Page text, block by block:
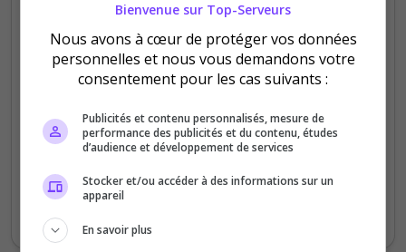
Staff du serveur
Ambiance
vraiment les serveurs avec des admin qui
se croient etee dieu sur terre alors qu'ils
écrivent comme des enfants de cp c'est
Bienvenue sur Top-Serveurs
Nous avons à cœur de protéger vos données
personnelles et nous vous demandons votre
consentement pour les cas suivants :
Publicités et contenu personnalisés, mesure de
performance des publicités et du contenu, études
d’audience et développement de services
Stocker et/ou accéder à des informations sur un
appareil
En savoir plus